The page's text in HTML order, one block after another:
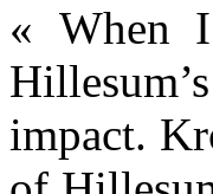
« When
impact.